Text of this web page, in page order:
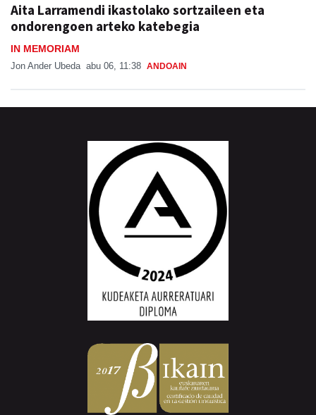
Aita Larramendi ikastolako sortzaileen eta
ondorengoen arteko katebegia
IN MEMORIAM
Jon Ander Ubeda abu 06, 11:38 ANDOAIN